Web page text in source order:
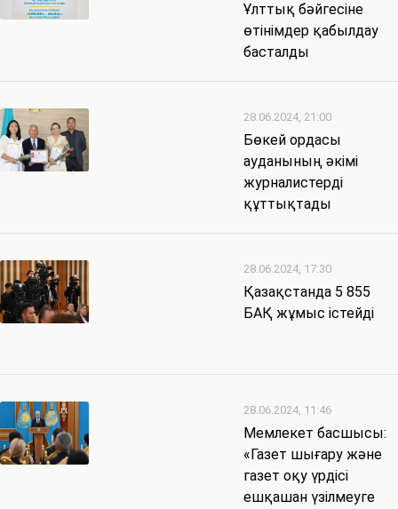
Ұлттық бәйгесіне
өтінімдер қабылдау
басталды
28.06.2024, 21:00
Бөкей ордасы
ауданының әкімі
журналистерді
құттықтады
28.06.2024, 17:30
Қазақстанда 5 855
БАҚ жұмыс істейді
28.06.2024, 11:46
Мемлекет басшысы:
«Газет шығару және
газет оқу үрдісі
ешқашан үзілмеуге